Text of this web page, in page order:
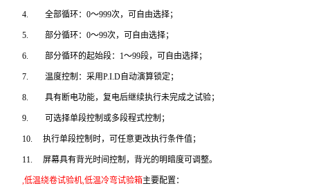
4.全部循环：0～999次，可自由选择；
5.部分循环：0～99次，可自由选择；
6.部分循环的起始段：1～99段，可自由选择；
7.温度控制：采用P.I.D自动演算锁定 ；
8.具有断电功能，复电后继续执行未完成之试验；
9. 可选择单段控制或多段程式控制；
10.执行单段控制时，可任意更改执行条件值；
11.屏幕具有背光时间控制，背光的明暗度可调整。
,低温绕卷试验机,低温冷弯试验箱主要配置：